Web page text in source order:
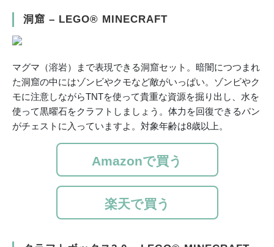
洞窟 – LEGO® MINECRAFT
マグマ（溶岩）まで表現できる洞窟セット。暗闇につつまれ
た洞窟の中にはゾンビやクモなど敵がいっぱい。ゾンビやク
モに注意しながらTNTを使って貴重な資源を掘り出し、水を
使って黒曜石をクラフトしましょう。体力を回復できるパン
がチェストに入っていますよ。対象年齢は8歳以上。
Amazonで買う
楽天で買う